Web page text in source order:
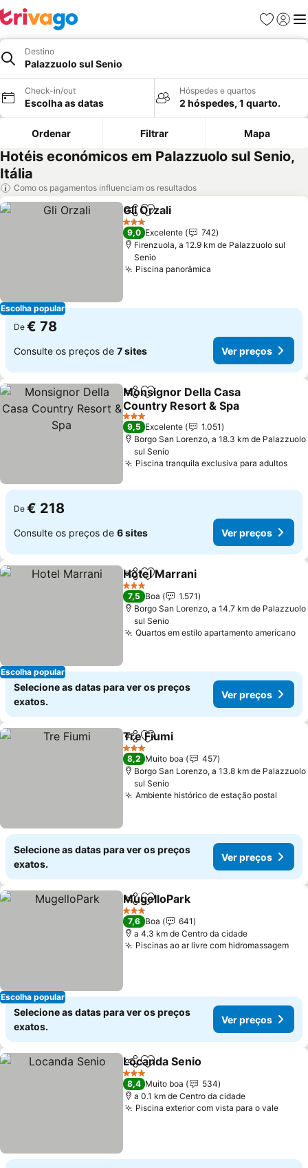
Favoritos
Iniciar
Destino
Palazzuolo sul Senio
Check-in/out
Escolha as datas
Hóspedes e quartos
2 hóspedes, 1 quarto.
Ordenar Filtrar Mapa
Hotéis económicos em Palazzuolo sul Senio,
Itália
Como os pagamentos influenciam os resultados
Escolha popular
PartilharAdicionar aos favoritos
Gli Orzali
3 Estrelas
9,0 Excelente
742
Firenzuola, a 12.9 km de Palazzuolo sul
Senio
Piscina panorâmica
De € 78
Consulte os preços de 7 sites Ver preços
PartilharAdicionar aos favoritos
Monsignor Della Casa
Country Resort & Spa
Ver preços
3 Estrelas
9,5 Excelente
1.051
Borgo San Lorenzo, a 18.3 km de Palazzuolo
sul Senio
Piscina tranquila exclusiva para adultosVer
De € 218
Consulte os preços de 6 sites Ver preços
Escolha popular
PartilharAdicionar aos favoritos
Hotel Marrani
3 Estrelas
7,5 Boa
1.571
Borgo San Lorenzo, a 14.7 km de Palazzuolo
sul Senio
Quartos em estilo apartamento americano
Selecione as datas para ver os preços
exatos.
Ver preços
PartilharAdicionar aos favoritos
Tre Fiumi
3 Estrelas
8,2 Muito boa
457
Borgo San Lorenzo, a 13.8 km de Palazzuolo
sul Senio
Ambiente histórico de estação postal
Selecione as datas para ver os preços
exatos.
Ver preços
Escolha popular
PartilharAdicionar aos favoritos
MugelloPark
3 Estrelas
7,6 Boa
641
a 4.3 km de Centro da cidade
Piscinas ao ar livre com hidromassagem
Selecione as datas para ver os preços
exatos.
Ver preços
PartilharAdicionar aos favoritos
Locanda Senio
3 Estrelas
8,4 Muito boa
534
a 0.1 km de Centro da cidade
Piscina exterior com vista para o valeVer